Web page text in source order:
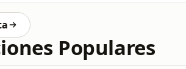
Populares